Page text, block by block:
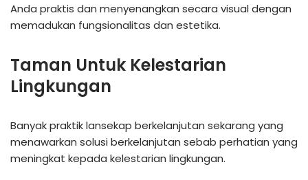
Anda praktis dan menyenangkan secara visual dengan
memadukan fungsionalitas dan estetika.
Taman Untuk Kelestarian
Lingkungan
Banyak praktik lansekap berkelanjutan sekarang yang
menawarkan solusi berkelanjutan sebab perhatian yang
meningkat kepada kelestarian lingkungan.